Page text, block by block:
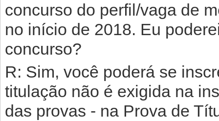
concurso do perfil/vaga de
no início de 2018. Eu
concurso?
R: Sim, você poderá se
titulação não é exigida na
das provas - na Prova de